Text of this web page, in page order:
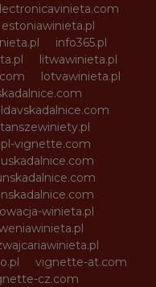
estoniawinieta.pl
info365.pl
litwawinieta.pl
lotvawinieta.pl
pl-vignette.com
winieta.pl
vignette-at.com
cz.com